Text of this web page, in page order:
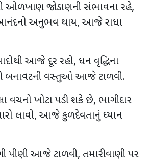
ઓળખાણ જોડાણની સંભાવના રહે,
અનુભવ થાય, આજે રાધા
આજે દૂર રહો, ધન વૃદ્ધિના
બનાવટની વસ્તુઓ આજે ટાળવી.
ખોટા પડી શકે છે, ભાગીદાર
લાવો, આજે કુળદેવતાનું ધ્યાન
પીણી આજે ટાળવી, તમારી વાણી પર